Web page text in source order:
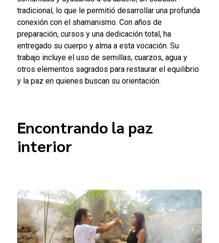
tradicional, lo que le permitió desarrollar una profunda
conexión con el shamanismo. Con años de
preparación, cursos y una dedicación total, ha
entregado su cuerpo y alma a esta vocación. Su
trabajo incluye el uso de semillas, cuarzos, agua y
otros elementos sagrados para restaurar el equilibrio
y la paz en quienes buscan su orientación.
Encontrando la paz
interior